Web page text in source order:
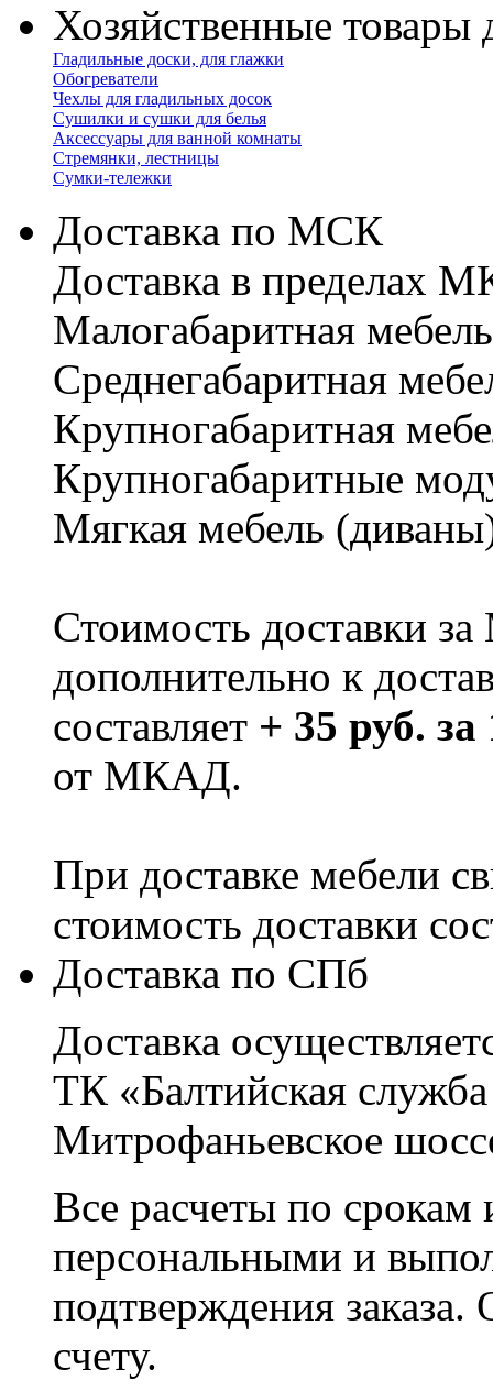
Хозяйственные товары
Гладильные доски, для глажки
Обогреватели
Чехлы для гладильных досок
Сушилки и сушки для белья
Аксессуары для ванной комнаты
Стремянки, лестницы
Сумки-тележки
Доставка по МСК
Доставка в пределах
Малогабаритная
Cреднегабаритная
Крупногабаритная
Крупногабаритные
Мягкая мебель
Стоимость доставки
дополнительно к
составляет + 35 руб.
от МКАД.
При доставке мебели
стоимость доставки
Доставка по СПб
Доставка
ТК «Балтийская
Митрофаньевское
Все расчеты по срокам
персональными и
подтверждения заказа.
счету.